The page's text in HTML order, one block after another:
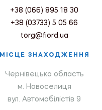
+38 (066) 895 18 30
+38 (03733) 5 05 66
torg@fiord.ua
МІСЦЕ ЗНАХОДЖЕННЯ
Чернівецька область
м. Новоселиця
вул. Автомобілістів 9